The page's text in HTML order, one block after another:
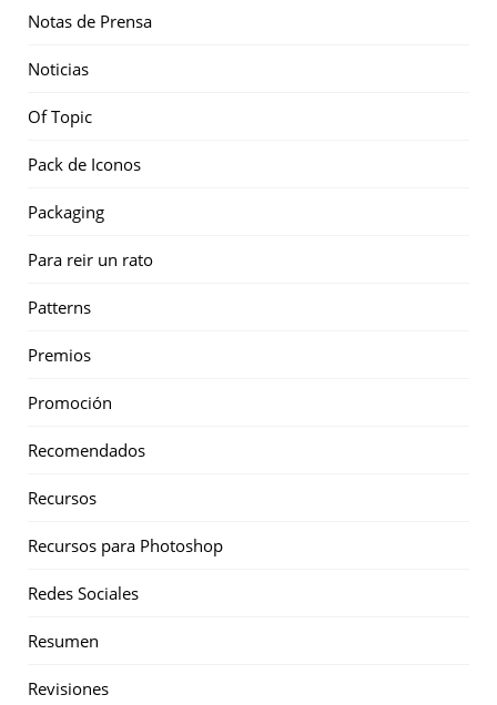
Notas de Prensa
Noticias
Of Topic
Pack de Iconos
Packaging
Para reir un rato
Patterns
Premios
Promoción
Recomendados
Recursos
Recursos para Photoshop
Redes Sociales
Resumen
Revisiones